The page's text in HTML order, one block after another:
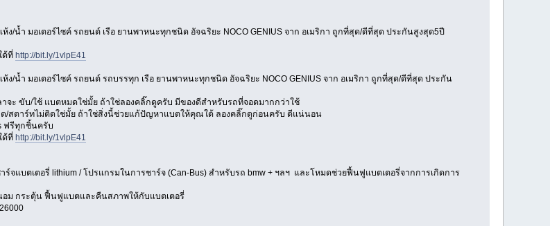
ง/น้ำ มอเตอร์ไซค์ รถยนต์ เรือ ยานพาหนะทุกชนิด อัจฉริยะ NOCO GENIUS จาก อเมริกา ถูกที่สุด/ดีที่สุด ประกันสูงสุด5ปี
ด้ที่ http://bit.ly/1vlpE41
ง/น้ำ มอเตอร์ไซค์ รถยนต์ รถบรรทุก เรือ ยานพาหนะทุกชนิด อัจฉริยะ NOCO GENIUS จาก อเมริกา ถูกที่สุด/ดีที่สุด ประกัน
จะ ขับ/ใช้ แบตหมดใช่มั้ย ถ้าใช่ลองคลิ๊กดูครับ มีของดีสำหรับรถที่จอดมากกว่าใช้
สตาร์ทไม่ติดใช่มั้ย ถ้าใช่สิ่งนี้ช่วยแก้ปัญหาแบตให้คุณใด้ ลองคลิ๊กดูก่อนครับ ดีแน่นอน
ฟรีทุกชิ้นครับ
ด้ที่ http://bit.ly/1vlpE41
แบตเตอรี่ lithium / โปรแกรมในการชาร์จ (Can-Bus) สำหรับรถ bmw + ฯลฯ และโหมดช่วยฟื้นฟูแบตเตอรี่จากการเกิดการ
ม กระตุ้น ฟื้นฟูแบตและคืนสภาพให้กับแบตเตอรี่